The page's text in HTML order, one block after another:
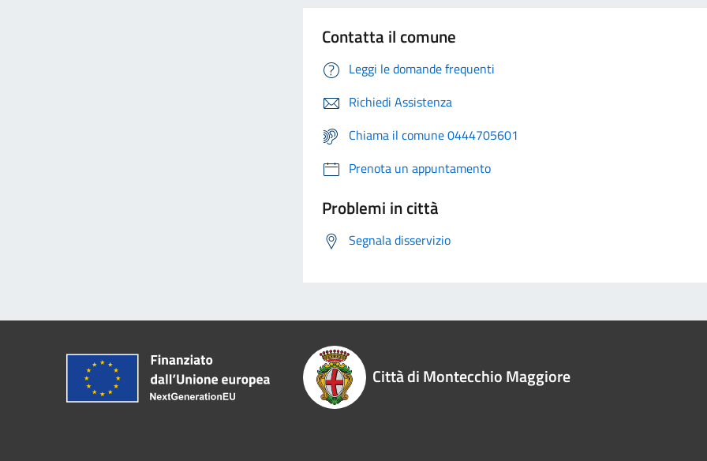
Contatta il comune
Leggi le domande frequenti
Richiedi Assistenza
Chiama il comune 0444705601
Prenota un appuntamento
Problemi in città
Segnala disservizio
Città di Montecchio Maggiore